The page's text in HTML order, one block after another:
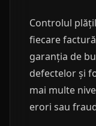
Controlul
fiecare
garanția de
defectelor și
mai multe
erori sau